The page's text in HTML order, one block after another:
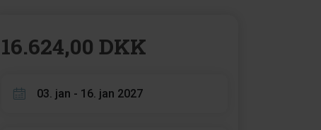
16.624,00 DKK
03. jan - 16. jan 2027